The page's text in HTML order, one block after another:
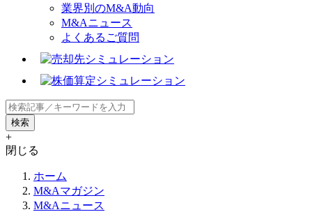
業界別のM&A動向
M&Aニュース
よくあるご質問
+
閉じる
ホーム
M&Aマガジン
M&Aニュース